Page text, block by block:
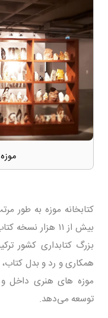
کتابخانه موزه به طور
بیش از ۱۱ هزار
بزرگ کتابداری کشور
همکاری و رد و بدل
موزه های هنری داخل و
توسعه می‌دهد.